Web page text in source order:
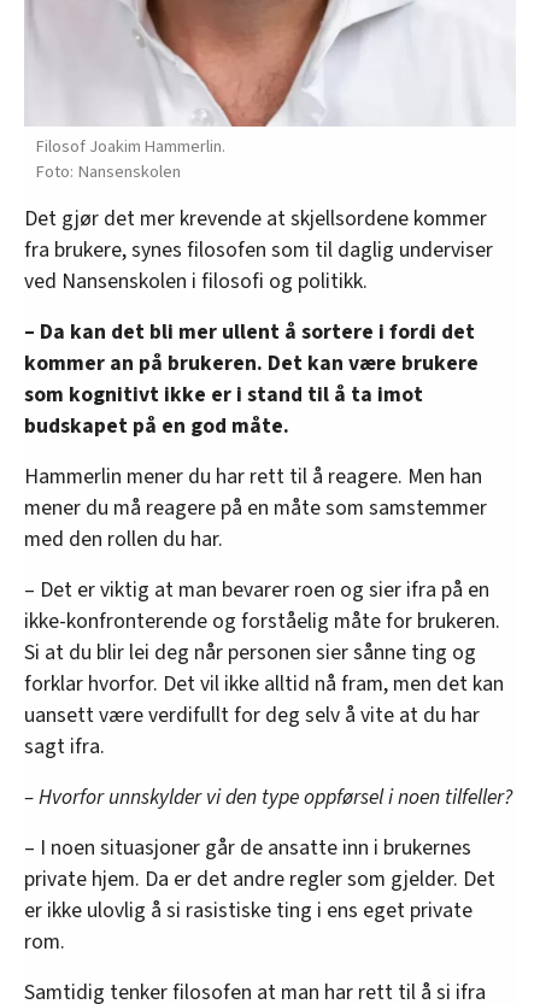
Filosof Joakim Hammerlin.
Nansenskolen
Det gjør det mer krevende at skjellsordene kommer
fra brukere, synes filosofen som til daglig underviser
ved Nansenskolen i filosofi og politikk.
– Da kan det bli mer ullent å sortere i fordi det
kommer an på brukeren. Det kan være brukere
som kognitivt ikke er i stand til å ta imot
budskapet på en god måte.
Hammerlin mener du har rett til å reagere. Men han
mener du må reagere på en måte som samstemmer
med den rollen du har.
– Det er viktig at man bevarer roen og sier ifra på en
ikke-konfronterende og forståelig måte for brukeren.
Si at du blir lei deg når personen sier sånne ting og
forklar hvorfor. Det vil ikke alltid nå fram, men det kan
uansett være verdifullt for deg selv å vite at du har
sagt ifra.
– Hvorfor unnskylder vi den type oppførsel i noen tilfeller?
– I noen situasjoner går de ansatte inn i brukernes
private hjem. Da er det andre regler som gjelder. Det
er ikke ulovlig å si rasistiske ting i ens eget private
rom.
Samtidig tenker filosofen at man har rett til å si ifra